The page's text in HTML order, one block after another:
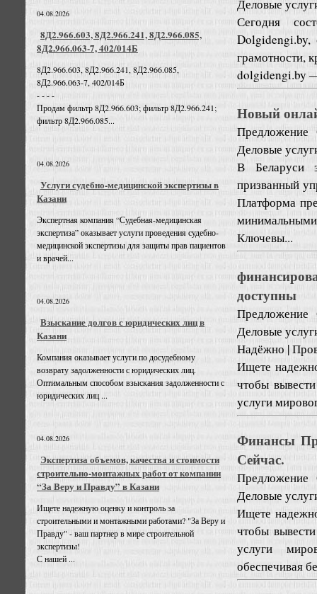
04.08.2026
8Д2.966.603, 8Д2.966.241, 8Д2.966.085,
8Д2.966.063-7, 402/014Б
8Д2.966.603, 8Д2.966.241, 8Д2.966.085,
8Д2.966.063-7, 402/014Б
- - - -
Продам фильтр 8Д2.966.603; фильтр 8Д2.966.241;
фильтр 8Д2.966.085...
04.08.2026
Услуги судебно-медицинской экспертизы в
Казани
Экспертная компания “Судебная-медицинская
экспертиза” оказывает услуги проведения судебно-
медицинской экспертизы для защиты прав пациентов
и врачей...
04.08.2026
Взыскание долгов с юридических лиц в
Казани
Компания оказывает услуги по досудебному
возврату задолженности с юридических лиц.
Оптимальным способом взыскания задолженности с
юридических лиц ...
04.08.2026
Экспертиза объемов, качества и стоимости
строительно-монтажных работ от компании
“За Веру и Правду” в Казани
Ищете надежную оценку и контроль за
строительными и монтажными работами? "За Веру и
Правду" - ваш партнер в мире строительной
экспертизы!
С нашей ...
Деловые
Сегодня
Dolgidengi.by,
грамотности,
dolgidengi.by —
Новый
Предложение
Деловые
В Беларуси
призванный
Платформа
Ключевы...
доступны
Предложение
Деловые
Надёжно |
Ищете
чтобы
услуги
Финансы
Сейчас.
Предложение
Деловые
Ищете
чтобы
услуги
обеспечивая